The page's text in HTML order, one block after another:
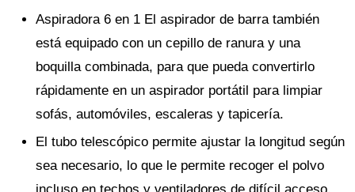
Aspiradora 6 en 1 El aspirador de barra también
está equipado con un cepillo de ranura y una
boquilla combinada, para que pueda convertirlo
rápidamente en un aspirador portátil para limpiar
sofás, automóviles, escaleras y tapicería.
El tubo telescópico permite ajustar la longitud según
sea necesario, lo que le permite recoger el polvo